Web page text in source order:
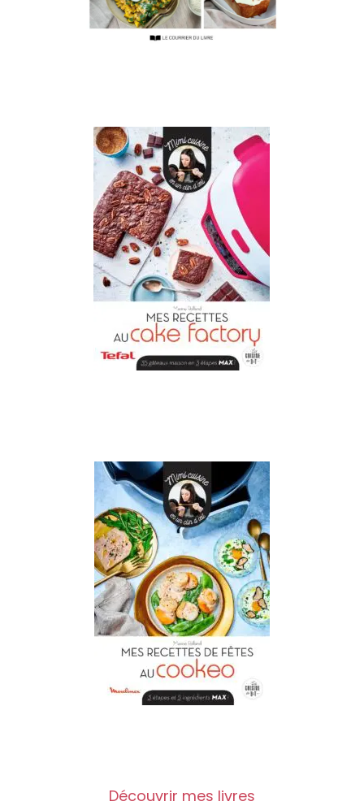
Découvrir mes livres